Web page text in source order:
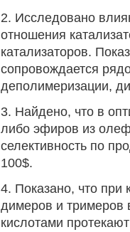
2. Исследовано
отношения
катализаторов.
сопровождается
деполимеризации,
3. Найдено, что в
либо эфиров из
селективность по
100$.
4. Показано, что при
димеров и тримеров
кислотами